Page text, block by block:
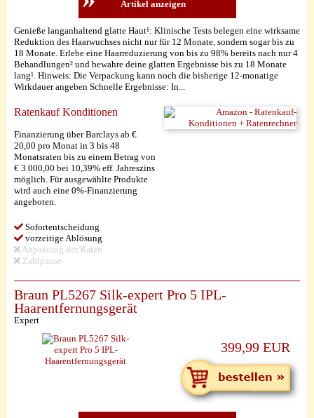
Genieße langanhaltend glatte Haut¹: Klinische Tests belegen eine wirksame
Reduktion des Haarwuchses nicht nur für 12 Monate, sondern sogar bis zu
18 Monate. Erlebe eine Haarreduzierung von bis zu 98% bereits nach nur 4
Behandlungen² und bewahre deine glatten Ergebnisse bis zu 18 Monate
lang¹. Hinweis: Die Verpackung kann noch die bisherige 12-monatige
Wirkdauer angeben Schnelle Ergebnisse: In...
Ratenkauf Konditionen
Finanzierung über Barclays ab €
20,00 pro Monat in 3 bis 48
Monatsraten bis zu einem Betrag von
€ 3.000,00 bei 10,39% eff. Jahreszins
möglich. Für ausgewählte Produkte
wird auch eine 0%-Finanzierung
angeboten.
Sofortentscheidung
vorzeitige Ablösung
Anpassung der Raten
Zahlpause
Artikel anzeigen
Braun PL5267 Silk-expert Pro 5 IPL-
Haarentfernungsgerät
Expert
399,99 EUR